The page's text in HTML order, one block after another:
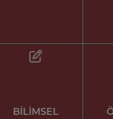
BİLİMSEL